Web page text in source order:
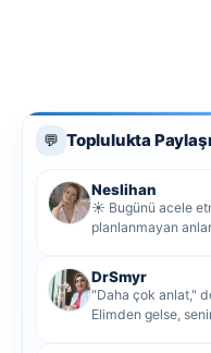
💬 Toplulukta
Neslihan
☀️ Bugünü acele
planlanmayan
DrSmyr
"Daha çok anlat,"
Elimden gelse,